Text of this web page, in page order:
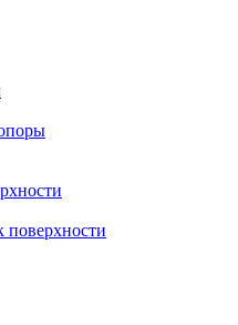
поверхности